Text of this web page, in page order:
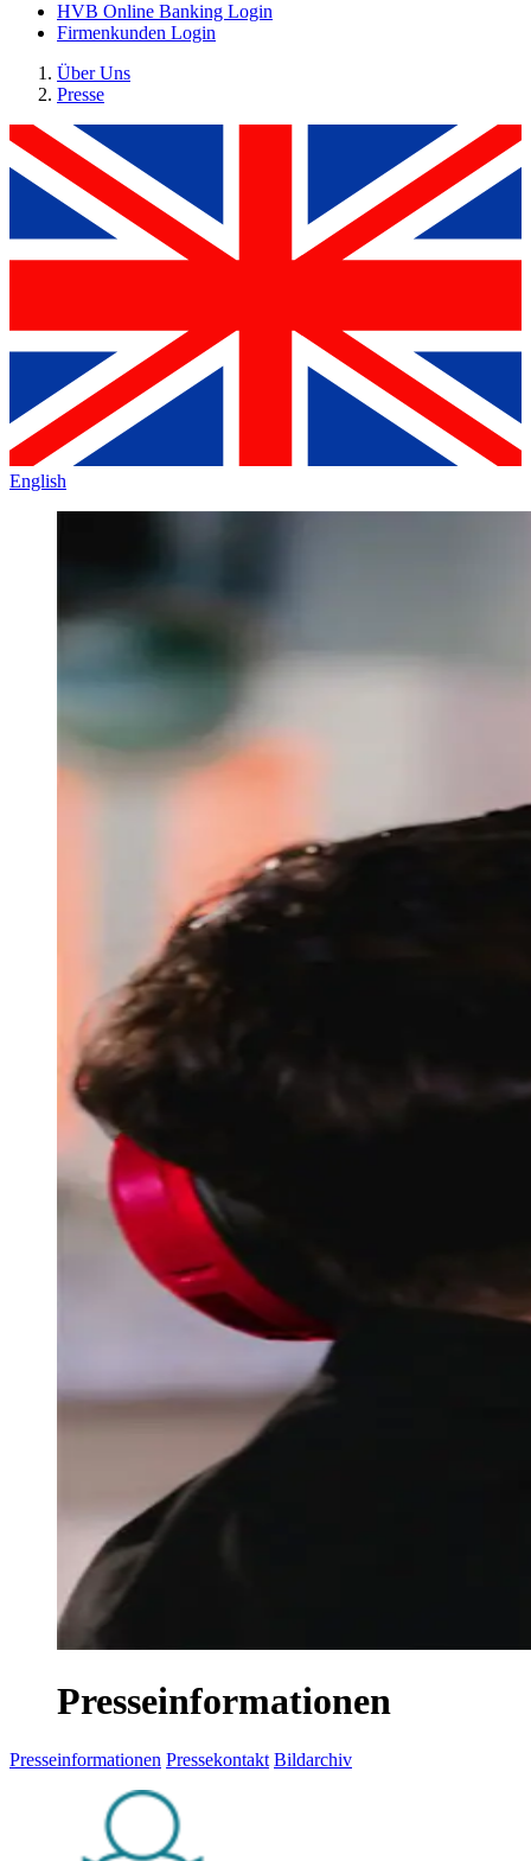
HVB Online Banking Login
Firmenkunden Login
Über Uns
Presse
English
Presseinformationen
Presseinformationen Pressekontakt Bildarchiv